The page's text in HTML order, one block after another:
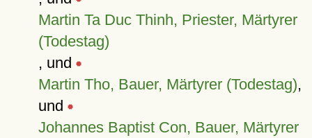
Martin Ta Duc Thinh, Priester, Märtyrer
(Todestag)
, und
Martin Tho, Bauer, Märtyrer (Todestag),
und
Johannes Baptist Con, Bauer, Märtyrer